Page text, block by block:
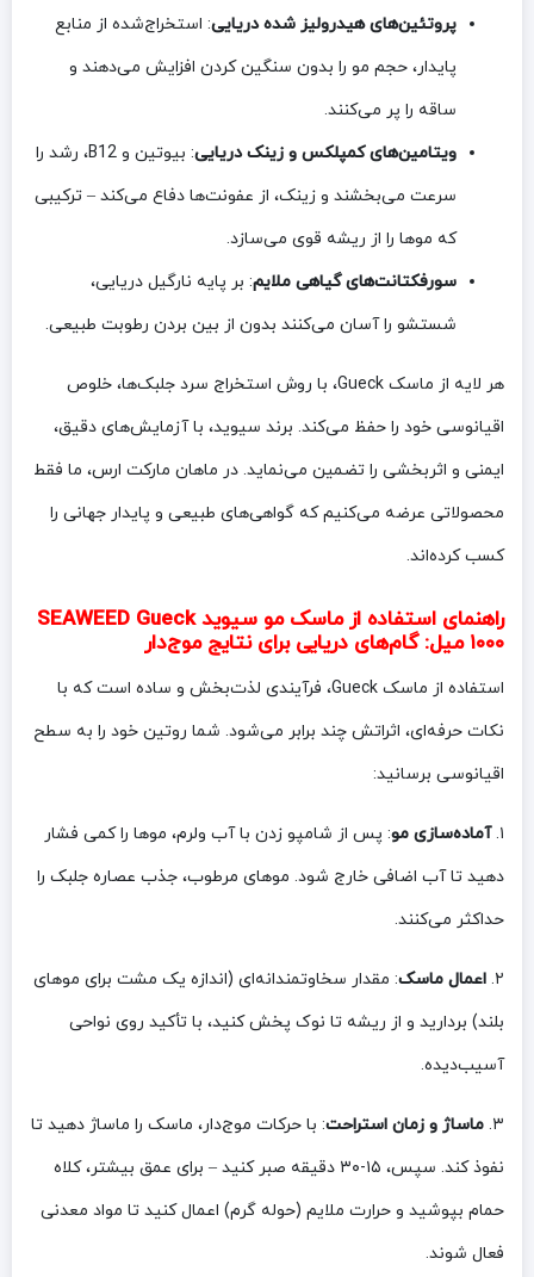
پروتئین‌های هیدرولیز شده دریایی: استخراج‌شده از منابع
پایدار، حجم مو را بدون سنگین کردن افزایش می‌دهند و
ساقه را پر می‌کنند.
ویتامین‌های کمپلکس و زینک دریایی
: بیوتین و B12، رشد را
سرعت می‌بخشند و زینک، از عفونت‌ها دفاع می‌کند – ترکیبی
که موها را از ریشه قوی می‌سازد.
سورفکتانت‌های گیاهی ملایم: بر پایه نارگیل دریایی،
شستشو را آسان می‌کنند بدون از بین بردن رطوبت طبیعی.
هر لایه از ماسک Gueck، با روش استخراج سرد جلبک‌ها، خلوص
اقیانوسی خود را حفظ می‌کند. برند سیوید، با آزمایش‌های دقیق،
ایمنی و اثربخشی را تضمین می‌نماید. در ماهان مارکت ارس، ما فقط
محصولاتی عرضه می‌کنیم که گواهی‌های طبیعی و پایدار جهانی را
کسب کرده‌اند.
راهنمای استفاده از ماسک مو سیوید SEAWEED Gueck
۱۰۰۰ میل: گام‌های دریایی برای نتایج موج‌دار
استفاده از ماسک Gueck، فرآیندی لذت‌بخش و ساده است که با
نکات حرفه‌ای، اثراتش چند برابر می‌شود. شما روتین خود را به سطح
اقیانوسی برسانید:
۱. آماده‌سازی مو: پس از شامپو زدن با آب ولرم، موها را کمی فشار
دهید تا آب اضافی خارج شود. موهای مرطوب، جذب عصاره جلبک را
حداکثر می‌کنند.
۲. اعمال ماسک: مقدار سخاوتمندانه‌ای (اندازه یک مشت برای موهای
بلند) بردارید و از ریشه تا نوک پخش کنید، با تأکید روی نواحی
آسیب‌دیده.
۳. ماساژ و زمان استراحت: با حرکات موج‌دار، ماسک را ماساژ دهید تا
نفوذ کند. سپس، ۱۵-۳۰ دقیقه صبر کنید – برای عمق بیشتر، کلاه
حمام بپوشید و حرارت ملایم (حوله گرم) اعمال کنید تا مواد معدنی
فعال شوند.